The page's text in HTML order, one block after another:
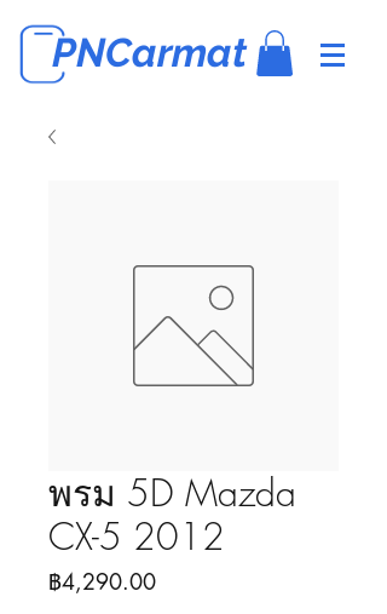
PNCarmat
พรม 5D Mazda
CX-5 2012
฿4,290.00ราคา